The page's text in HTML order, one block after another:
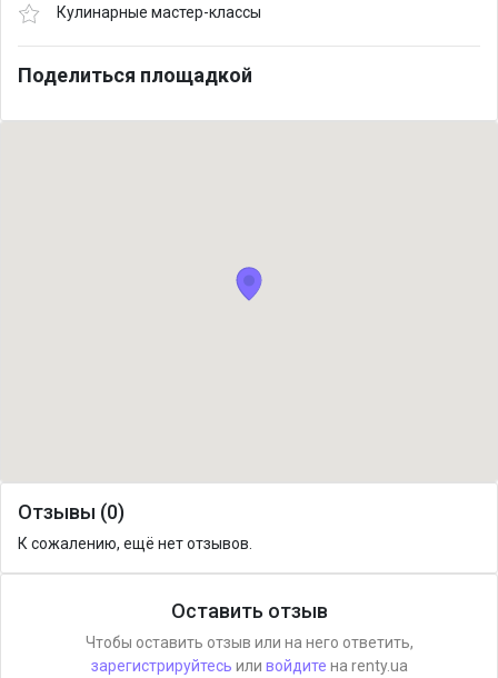
Кулинарные мастер-классы
Поделиться площадкой
Отзывы (0)
К сожалению, ещё нет отзывов.
Оставить отзыв
Чтобы оставить отзыв или на него ответить,
зарегистрируйтесь или войдите на renty.ua